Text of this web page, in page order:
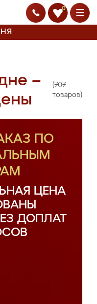
0
–
(707
товаров)
ПО
ЦЕНА
ДОПЛАТ